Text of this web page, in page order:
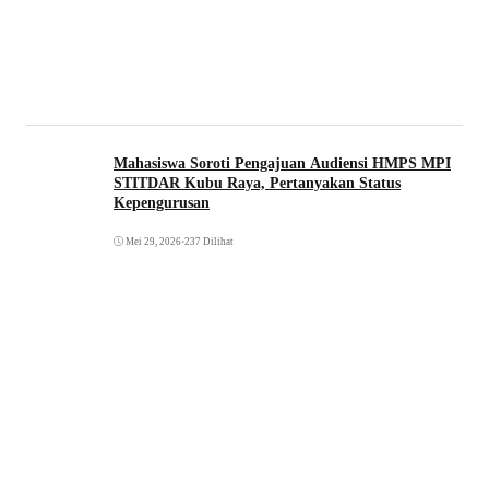
Mahasiswa Soroti Pengajuan Audiensi HMPS MPI
STITDAR Kubu Raya, Pertanyakan Status
Kepengurusan
Mei 29, 2026•237 Dilihat